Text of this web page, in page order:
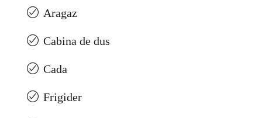
Aragaz
Cabina de dus
Cada
Frigider